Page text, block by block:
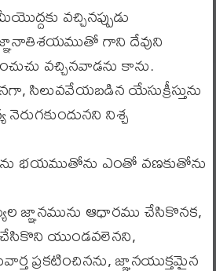
వచ్చినప్పుడు
గాని దేవుని
వచ్చినవాడను కాను.
సిలువవేయబడిన యేసుక్రీస్తును
నిశ్చ
భయముతోను ఎంతో వణకుతోను
జ్ఞానమును ఆధారము చేసికొనక,
చేసికొని యుండవలెనని,
ప్రకటించినను, జ్ఞానయుక్తమైన